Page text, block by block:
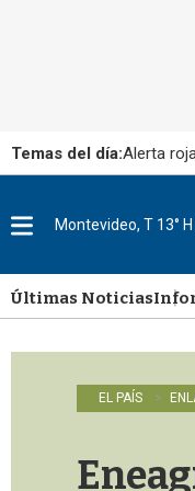
Temas del día:Alerta roja
u
Montevideo, T 13° H
Últimas Noticias
EL PAÍS